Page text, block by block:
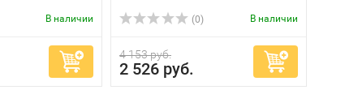
В наличии (0) В наличии
4 153 руб.
2 526 руб.